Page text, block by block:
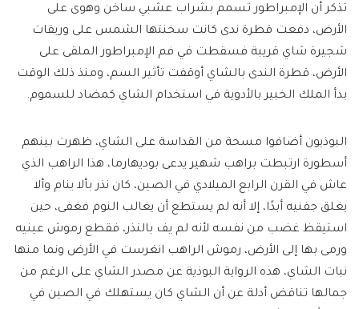
تذكر أن الإمبراطور تسمم بشراب عشبي ساخن وهوى على
الأرض، دفعت قطرة ندى كانت سخنتها الشمس على وريقات
شجيرة شاي قريبة فسقطت في فم الإمبراطور الملقى على
الأرض، قطرة الندى بالشاي أوقفت تأثير السم، ومنذ ذلك الوقت
بدأ الملك الخبير بالأدوية في استخدام الشاي كمضاد للسموم.
البوذيون أضافوا مسحة من القداسة على الشاي، ظهرت بينهم
أسطورة ارتبطت براهب شهير يدعى بوديهارما، هذا الراهب الذي
عاش في القرن الرابع الميلادي في الصين، كان نذر بألا ينام وألا
يغلق جفنيه أبدًا، إلا أنه لم يستطع أن يغالب النوم فغفى، حين
استيقظ غضب من نفسه لأنه لم يف بالنذر، فقطع رموش عينيه
ورمى بها إلى الأرض، رموش الراهب انغرست في الأرض ونما منها
نبات الشاي، هذه الرواية البوذية عن مصدر الشاي على الرغم من
جمالها تناقض أدلة عن أن الشاي كان يستهلك في الصين في